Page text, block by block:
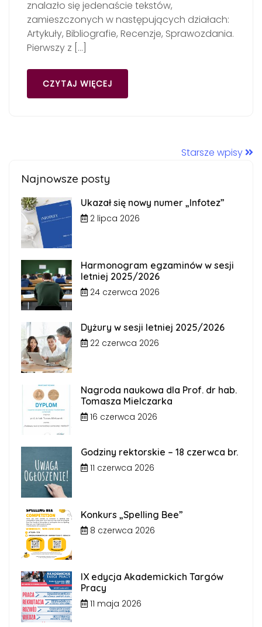
znalazło się jedenaście tekstów,
zamieszczonych w następujących działach:
Artykuły, Bibliografie, Recenzje, Sprawozdania.
Pierwszy z […]
CZYTAJ WIĘCEJ
Starsze wpisy
Najnowsze posty
Ukazał się nowy numer „Infotez”
2 lipca 2026
Harmonogram egzaminów w sesji
letniej 2025/2026
24 czerwca 2026
Dyżury w sesji letniej 2025/2026
22 czerwca 2026
Nagroda naukowa dla Prof. dr hab.
Tomasza Mielczarka
16 czerwca 2026
Godziny rektorskie – 18 czerwca br.
11 czerwca 2026
Konkurs „Spelling Bee”
8 czerwca 2026
IX edycja Akademickich Targów
Pracy
11 maja 2026